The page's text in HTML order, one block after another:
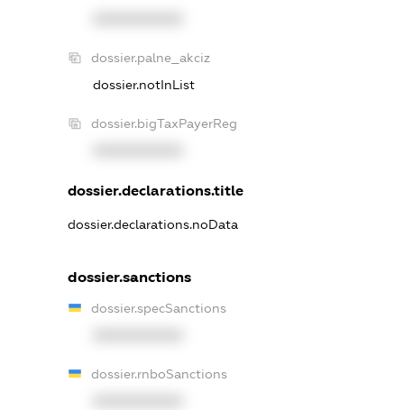
dossier.palne_akciz
dossier.notInList
dossier.bigTaxPayerReg
dossier.declarations.title
dossier.declarations.noData
dossier.sanctions
dossier.specSanctions
dossier.rnboSanctions